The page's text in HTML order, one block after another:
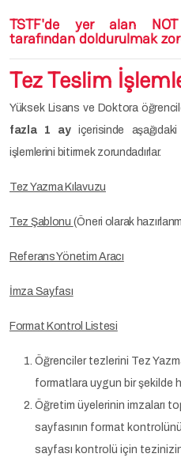
TSTF'de yer alan
tarafından doldurulmak
Tez Teslim
Yüksek Lisans ve Doktora
fazla 1 ayiçerisinde
işlemlerini bitirmek zorundadırlar.
Tez Yazma Kılavuzu
Tez Şablonu (Öneri olarak
Referans Yönetim Aracı
İmza Sayfası
Format Kontrol Listesi
Öğrenciler tezlerini Tez
formatlara uygun bir şekilde
Öğretim üyelerinin imzaları
sayfasının format
sayfası kontrolü için